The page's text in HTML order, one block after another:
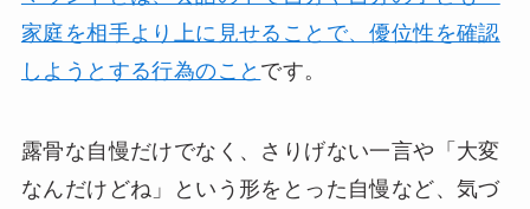
家庭を相手より上に見せることで、優位性を確認
しようとする行為のこと です。
露骨な自慢だけでなく、さりげない一言や「大変
なんだけどね」という形をとった自慢など、気づ